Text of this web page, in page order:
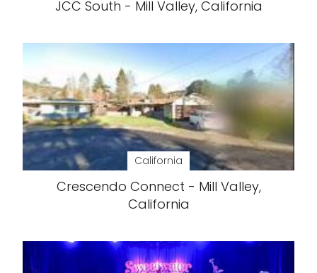
JCC South - Mill Valley, California
California
Crescendo Connect - Mill Valley,
California